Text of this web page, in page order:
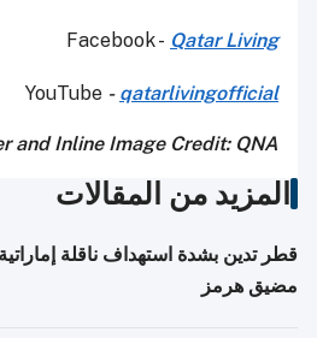
Facebook - Qatar Living
YouTube - qatarlivingofficial
and Inline Image Credit: QNA
المزيد من المقالات
قطر تدين بشدة استهداف ناقلة
مضيق هرمز